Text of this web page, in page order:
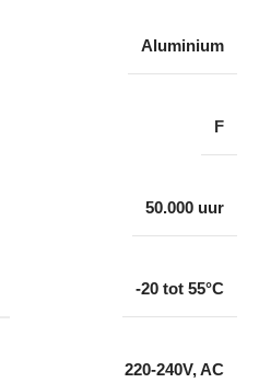
Aluminium
F
50.000 uur
-20 tot 55°C
220-240V,AC